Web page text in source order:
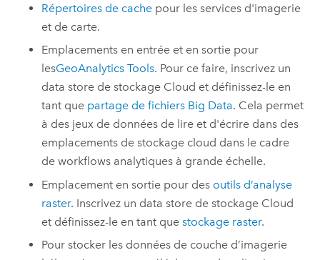
Répertoires de cache pour les services d'imagerie
et de carte.
Emplacements en entrée et en sortie pour
lesGeoAnalytics Tools. Pour ce faire, inscrivez un
data store de stockage Cloud et définissez-le en
tant que partage de fichiers Big Data. Cela permet
à des jeux de données de lire et d'écrire dans des
emplacements de stockage cloud dans le cadre
de workflows analytiques à grande échelle.
Emplacement en sortie pour des outils d’analyse
raster. Inscrivez un data store de stockage Cloud
et définissez-le en tant questockage raster.
Pour stocker les données de couche d’imagerie